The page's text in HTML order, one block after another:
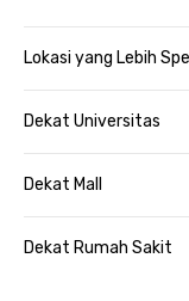
Lokasi yang Lebih
Dekat Universitas
Dekat Mall
Dekat Rumah Sakit